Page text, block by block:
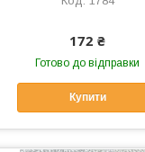
172 ₴
Готово до відправки
Купити